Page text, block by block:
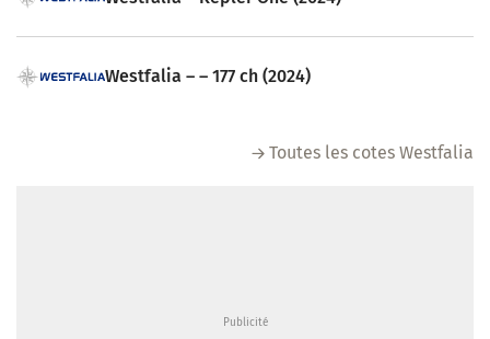
Westfalia – – 177 ch (2024)
Toutes les cotes Westfalia